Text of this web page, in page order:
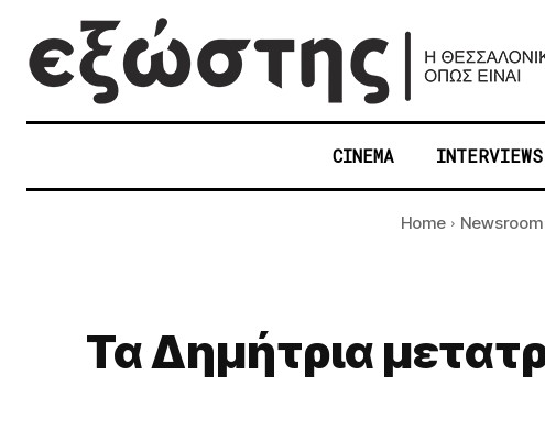
CINEMA INTERVIEWS
Home Newsroom
Τα Δημήτρια